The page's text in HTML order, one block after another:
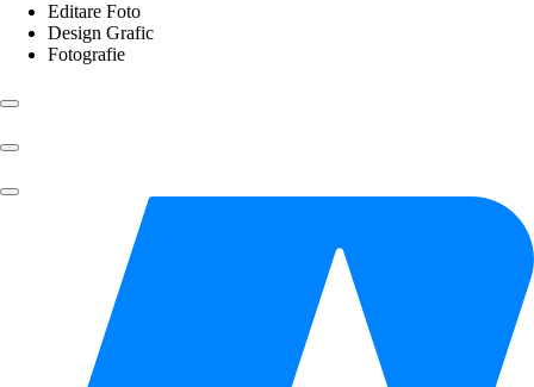
Editare Foto
Design Grafic
Fotografie